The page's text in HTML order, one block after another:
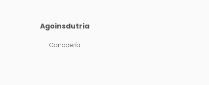
Agoinsdutria
Ganadería